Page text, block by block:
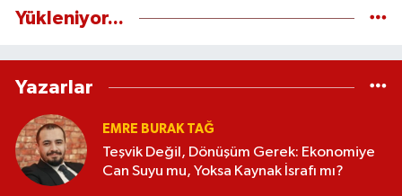
Yükleniyor...
Yazarlar
EMRE BURAK TAĞ
Teşvik Değil, Dönüşüm Gerek: Ekonomiye
Can Suyu mu, Yoksa Kaynak İsrafı mı?